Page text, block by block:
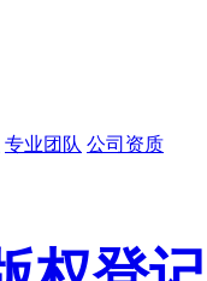
专业团队 公司资质